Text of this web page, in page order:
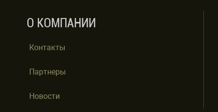
О КОМПАНИИ
Контакты
Партнеры
Новости